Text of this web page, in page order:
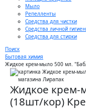
Мыло
Репелленты
Средства для чистки
Средства личной
Средства для стирки
Поиск
Бытовая химия
Жидкое крем-мыло 500 мл.
Жидкое крем-
(18шт/кор)